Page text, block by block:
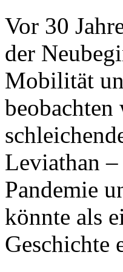
Vor 30
der
Mobilität
Leviathan
Pandemie
könnte als
Geschichte